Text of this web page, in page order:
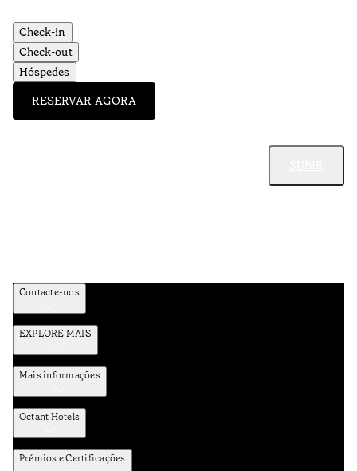
Check-in
Check-out
Hóspedes
RESERVAR AGORA
Contacte-nos
EXPLORE MAIS
Mais informações
Octant Hotels
Prémios e Certificações